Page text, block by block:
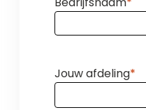
Jouw afdeling